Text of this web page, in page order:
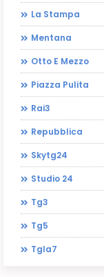
La Stampa
Mentana
Otto E Mezzo
Piazza Pulita
Rai3
Repubblica
Skytg24
Studio 24
Tg3
Tg5
Tgla7